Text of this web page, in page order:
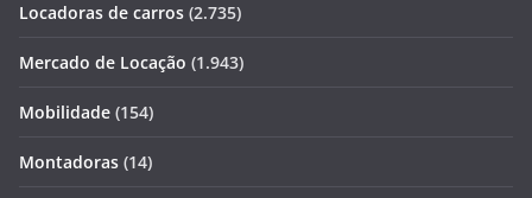
Locadoras de carros (2.735)
Mercado de Locação (1.943)
Mobilidade (154)
Montadoras (14)